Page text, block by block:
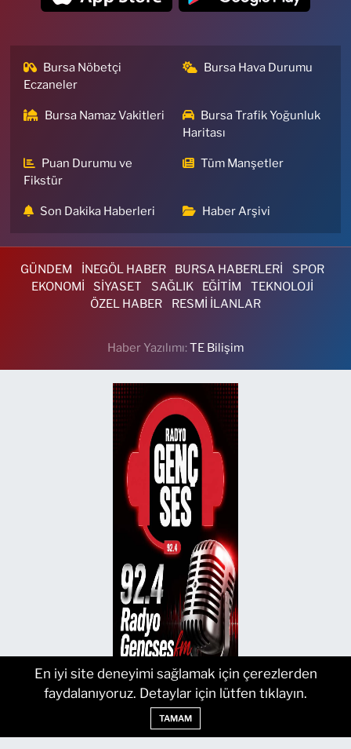
Bursa Nöbetçi
Eczaneler
Bursa Hava Durumu
Bursa Namaz Vakitleri
Bursa Trafik Yoğunluk
Haritası
Puan Durumu ve
Fikstür
Tüm Manşetler
Son Dakika Haberleri Haber Arşivi
GÜNDEM İNEGÖL HABER BURSA HABERLERİ
SPOR
EKONOMİ
SİYASET SAĞLIK EĞİTİM
TEKNOLOJİ
ÖZEL HABER
RESMİ İLANLAR
Haber Yazılımı:TE Bilişim
En iyi site deneyimi sağlamak için çerezlerden
faydalanıyoruz. Detaylar için lütfen tıklayın.
TAMAM